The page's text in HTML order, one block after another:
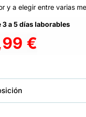
y a elegir entre varias
a 5 días laborables
€